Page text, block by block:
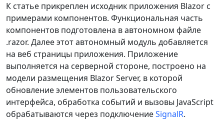
К статье прикреплен исходник приложения Blazor с
примерами компонентов. Функциональная часть
компонентов подготовлена в автономном файле
.razor. Далее этот автономный модуль добавляется
на веб страницы приложения. Приложение
выполняется на серверной стороне, построено на
модели размещения Blazor Server, в которой
обновление элементов пользовательского
интерфейса, обработка событий и вызовы JavaScript
обрабатываются через подключениеSignalR.